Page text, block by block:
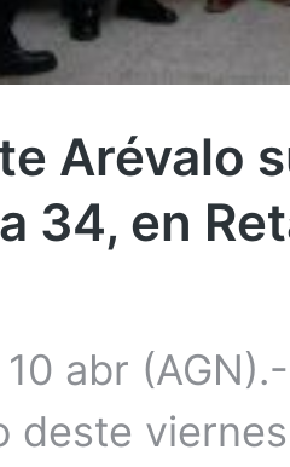
Arévalo
34, en
abr
deste